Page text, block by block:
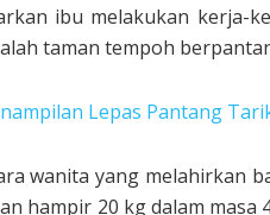
ibu melakukan kerja-
taman tempoh
Lepas Pantang
wanita yang melahirkan
hampir 20 kg dalam masa